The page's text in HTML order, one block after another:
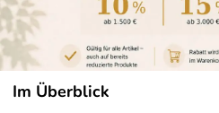
Im Überblick